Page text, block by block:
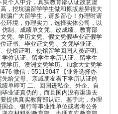
个人中介，真实教育部认证故意虚
，挖坑骗留学学生做和原版差异很大
骗广大留学生，请多留心！办理时请
环境，办理实力，选择实体公司，以
制、成绩单文凭、改成绩、教育部
凭、学历文凭、假文凭假毕业证假学
证书、毕业证文凭 、文凭毕业证、
使馆证明、使馆留学回国人员证明、
位认证、留学生学历认证、留学生
学历、澳洲文凭学历、加拿大文凭学
微信：55119047 【业务选择办
给父母、亲戚朋友看下学历认证的
单即可 二、回国进私企、外企、自
业证真伪的，而且国内没有渠道去
提供真实教育部认证。鉴于此，办理
企、银行等事业性单位或者考公务